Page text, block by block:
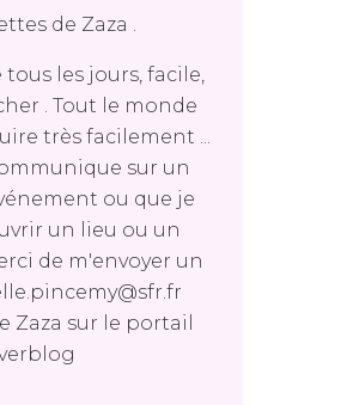
tous les jours, facile,
. Tout le monde
très facilement ...
sur un
ou que je
un lieu ou un
de m'envoyer un
Zaza sur le portail